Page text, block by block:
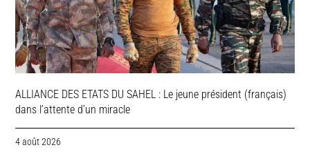
ALLIANCE DES ETATS DU SAHEL : Le jeune président (français)
dans l’attente d’un miracle
4 août 2026